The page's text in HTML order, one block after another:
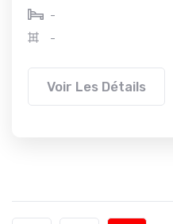
-
-
Voir Les Détails